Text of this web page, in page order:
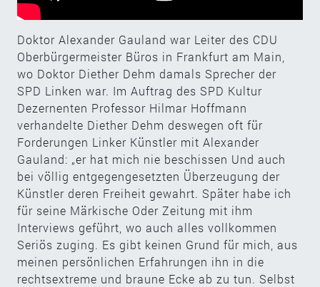
Doktor Alexander Gauland war Leiter des CDU
Oberbürgermeister Büros in Frankfurt am Main,
wo Doktor Diether Dehm damals Sprecher der
SPD Linken war. Im Auftrag des SPD Kultur
Dezernenten Professor Hilmar Hoffmann
verhandelte Diether Dehm deswegen oft für
Forderungen Linker Künstler mit Alexander
Gauland: „er hat mich nie beschissen Und auch
bei völlig entgegengesetzten Überzeugung der
Künstler deren Freiheit gewahrt. Später habe ich
für seine Märkische Oder Zeitung mit ihm
Interviews geführt, wo auch alles vollkommen
Seriös zuging. Es gibt keinen Grund für mich, aus
meinen persönlichen Erfahrungen ihn in die
rechtsextreme und braune Ecke ab zu tun. Selbst